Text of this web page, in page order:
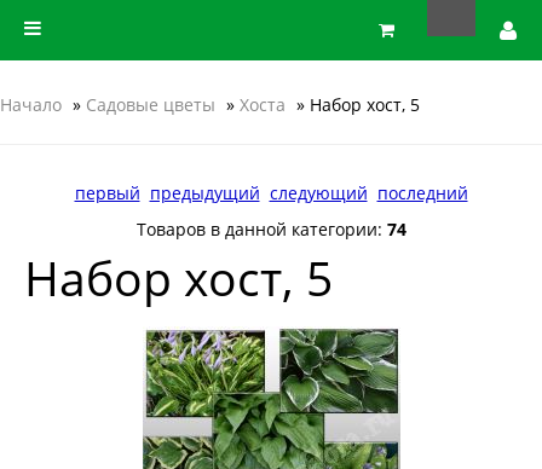
Начало » Садовые цветы » Хоста » Набор хост, 5
первый предыдущий следующий последний
Товаров в данной категории: 74
Набор хост, 5